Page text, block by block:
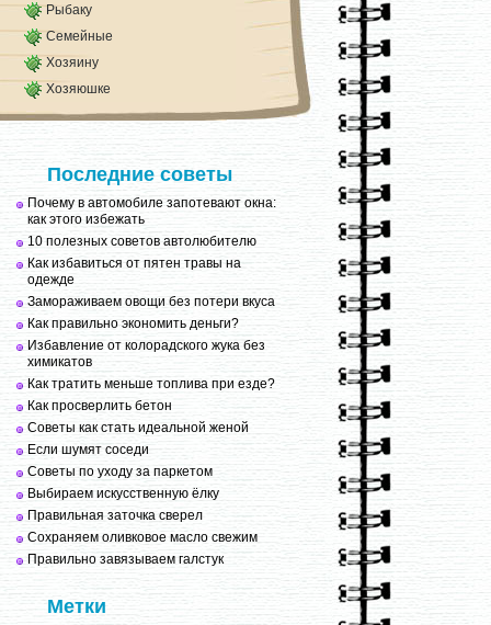
Рыбаку
Семейные
Хозяину
Хозяюшке
Последние советы
Почему в автомобиле запотевают окна:
как этого избежать
10 полезных советов автолюбителю
Как избавиться от пятен травы на
одежде
Замораживаем овощи без потери вкуса
Как правильно экономить деньги?
Избавление от колорадского жука без
химикатов
Как тратить меньше топлива при езде?
Как просверлить бетон
Советы как стать идеальной женой
Если шумят соседи
Советы по уходу за паркетом
Выбираем искусственную ёлку
Правильная заточка сверел
Сохраняем оливковое масло свежим
Правильно завязываем галстук
Метки